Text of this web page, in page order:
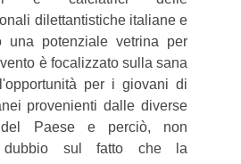
dilettantistiche italiane e
una potenziale vetrina per
è focalizzato sulla sana
per i giovani di
provenienti dalle diverse
del Paese e perciò, non
dubbio sul fatto che la